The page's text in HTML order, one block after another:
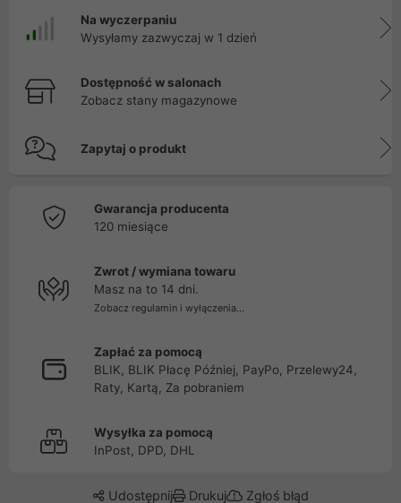
Na wyczerpaniu
Wysyłamy zazwyczaj w 1 dzień
Dostępność w salonach
Zobacz stany magazynowe
Zapytaj o produkt
Gwarancja producenta
120 miesiące
Zwrot / wymiana towaru
Masz na to 14 dni.
Zobacz regulamin i wyłączenia...
Zapłać za pomocą
BLIK, BLIK Płacę Później, PayPo, Przelewy24,
Raty, Kartą, Za pobraniem
Wysyłka za pomocą
InPost, DPD, DHL
Udostępnij Drukuj Zgłoś błąd